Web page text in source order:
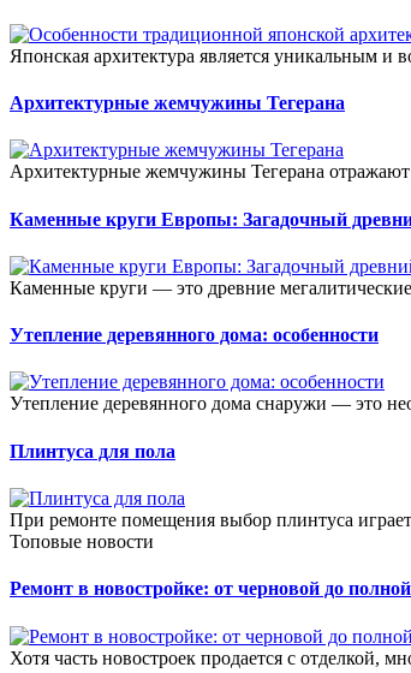
Японская архитектура является уникальным
Архитектурные жемчужины Тегерана
Архитектурные жемчужины Тегерана
Каменные круги Европы: Загадочный
Каменные круги — это древние
Утепление деревянного дома: особенности
Утепление деревянного дома снаружи — это
Плинтуса для пола
При ремонте помещения выбор плинтуса
Топовые новости
Ремонт в новостройке: от черновой до
Хотя часть новостроек продается с отделкой,